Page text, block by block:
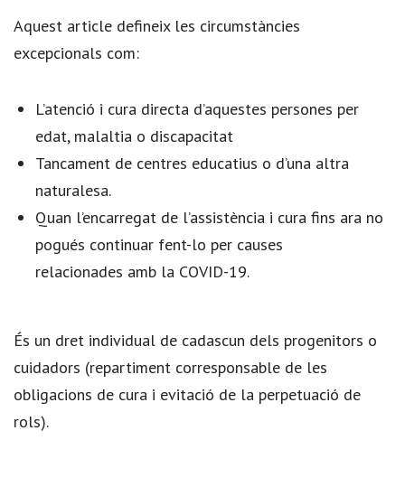
Aquest article defineix les circumstàncies
excepcionals com:
L’atenció i cura directa d’aquestes persones per
edat, malaltia o discapacitat
Tancament de centres educatius o d’una altra
naturalesa.
Quan l’encarregat de l’assistència i cura fins ara no
pogués continuar fent-lo per causes
relacionades amb la COVID-19.
És un dret individual de cadascun dels progenitors o
cuidadors (repartiment corresponsable de les
obligacions de cura i evitació de la perpetuació de
rols).